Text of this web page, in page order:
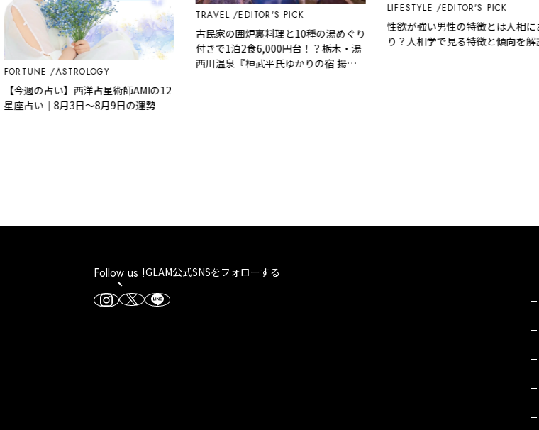
ASTROLOGY
週の占い】西洋占星術師AMIの12
占い｜8月3日～8月9日の運勢
TRAVEL EDITOR'S PICK
古民家の囲炉裏料理と10種の湯めぐり
付きで1泊2食6,000円台！？栃木・湯
西川温泉『桓武平氏ゆかりの宿 揚
LIFESTYLE EDITOR'S PICK
性欲が強い男性の特徴とは人相にあ
り？人相学で見る特徴と傾向を解説！
Follow us !GLAM公式SNSをフォローする